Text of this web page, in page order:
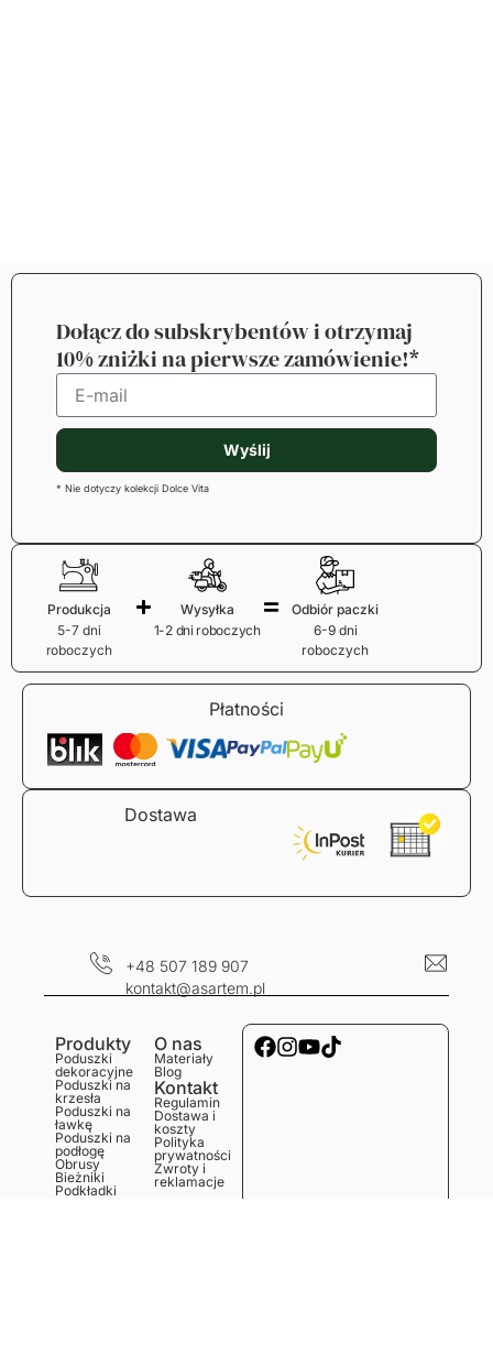
Dołącz do subskrybentów i otrzymaj
10% zniżki na pierwsze zamówienie!*
Wyślij
* Nie dotyczy kolekcji Dolce Vita
Produkcja
5-7 dni
roboczych
Wysyłka
1-2 dni roboczych
Odbiór paczki
6-9 dni
roboczych
Płatności
Dostawa
+48 507 189 907
kontakt@asartem.pl
Produkty
Poduszki
dekoracyjne
Poduszki na
krzesła
Poduszki na
ławkę
Poduszki na
podłogę
Obrusy
Bieżniki
Podkładki
O nas
Materiały
Blog
Kontakt
Regulamin
Dostawa i
koszty
Polityka
prywatności
Zwroty i
reklamacje